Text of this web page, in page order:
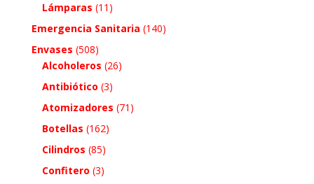
Lámparas (11)
Emergencia Sanitaria (140)
Envases (508)
Alcoholeros (26)
Antibiótico (3)
Atomizadores (71)
Botellas (162)
Cilindros (85)
Confitero (3)